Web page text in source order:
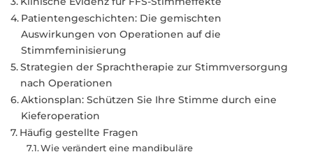
Patientengeschichten: Die gemischten
Auswirkungen von Operationen auf die
Stimmfeminisierung
Strategien der Sprachtherapie zur Stimmversorgung
nach Operationen
Aktionsplan: Schützen Sie Ihre Stimme durch eine
Kieferoperation
Häufig gestellte Fragen
Wie verändert eine mandibuläre